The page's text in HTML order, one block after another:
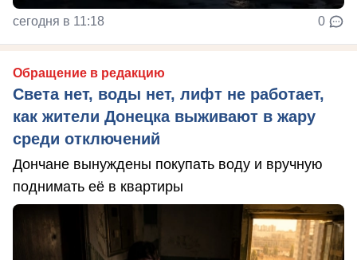
сегодня в 11:18 0
Обращение в редакцию
Света нет, воды нет, лифт не работает,
как жители Донецка выживают в жару
среди отключений
Дончане вынуждены покупать воду и вручную
поднимать её в квартиры